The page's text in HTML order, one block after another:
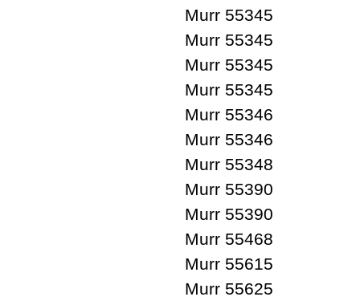
Murr 55345
Murr 55345
Murr 55345
Murr 55345
Murr 55346
Murr 55346
Murr 55348
Murr 55390
Murr 55390
Murr 55468
Murr 55615
Murr 55625